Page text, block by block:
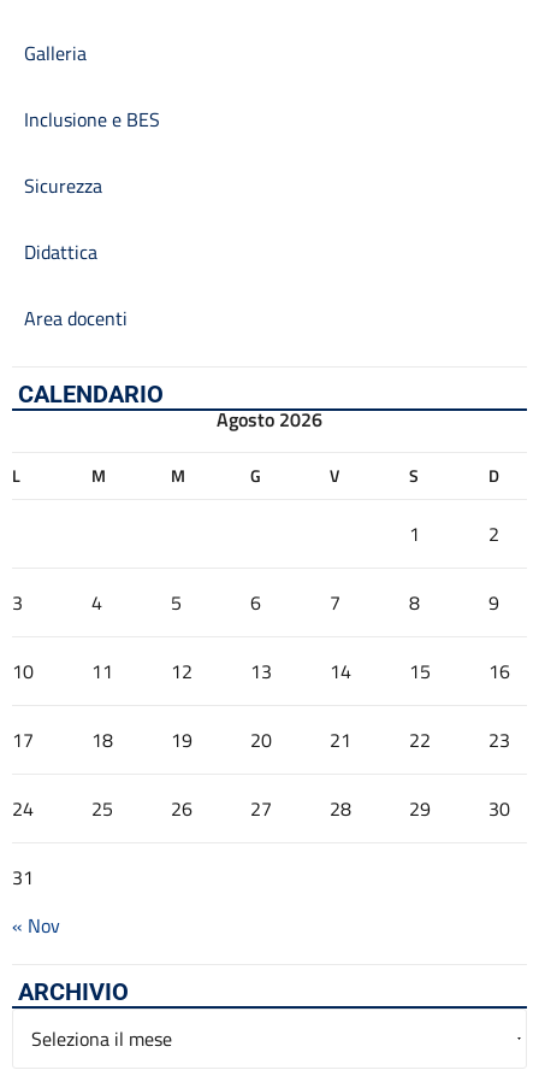
Galleria
Inclusione e BES
Sicurezza
Didattica
Area docenti
CALENDARIO
Agosto 2026
L M M G V S D
1 2
3 4 5 6 7 8 9
10 11 12 13 14 15 16
17 18 19 20 21 22 23
24 25 26 27 28 29 30
31
« Nov
ARCHIVIO
Archivio